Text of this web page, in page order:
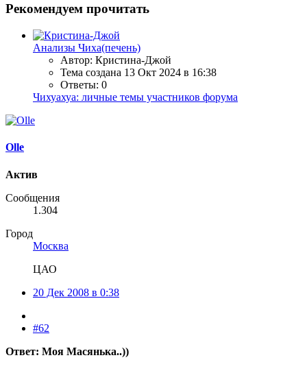
Рекомендуем прочитать
Анализы Чиха(печень)
Автор: Кристина-Джой
Тема создана 13 Окт 2024 в 16:38
Ответы: 0
Чихуахуа: личные темы участников форума
Olle
Актив
Сообщения
1.304
Город
Москва
ЦАО
20 Дек 2008 в 0:38
#62
Ответ: Моя Масянька..))